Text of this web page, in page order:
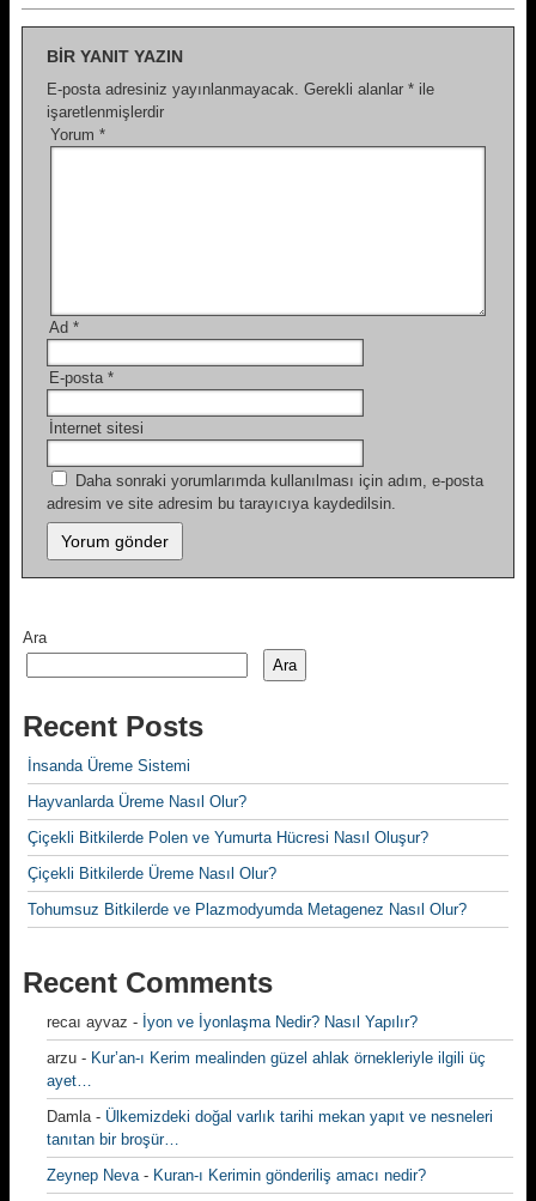
BIR YANIT YAZIN
E-posta adresiniz yayınlanmayacak. Gerekli alanlar * ile
işaretlenmişlerdir
Yorum *
Ad *
E-posta *
İnternet sitesi
Daha sonraki yorumlarımda kullanılması için adım, e-posta
adresim ve site adresim bu tarayıcıya kaydedilsin.
Ara
Ara
Recent Posts
İnsanda Üreme Sistemi
Hayvanlarda Üreme Nasıl Olur?
Çiçekli Bitkilerde Polen ve Yumurta Hücresi Nasıl Oluşur?
Çiçekli Bitkilerde Üreme Nasıl Olur?
Tohumsuz Bitkilerde ve Plazmodyumda Metagenez Nasıl Olur?
Recent Comments
recaı ayvaz - İyon ve İyonlaşma Nedir? Nasıl Yapılır?
arzu - Kur’an-ı Kerim mealinden güzel ahlak örnekleriyle ilgili üç
ayet…
Damla- Ülkemizdeki doğal varlık tarihi mekan yapıt ve nesneleri
tanıtan bir broşür…
Zeynep Neva- Kuran-ı Kerimin gönderiliş amacı nedir?